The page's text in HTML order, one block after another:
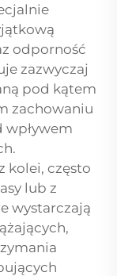
odporność
zazwyczaj
pod kątem
zachowaniu
kolei, często
lub z
wystarczają